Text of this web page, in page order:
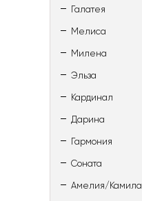
Галатея
Мелиса
Милена
Эльза
Кардинал
Дарина
Гармония
Соната
Амелия/Камила